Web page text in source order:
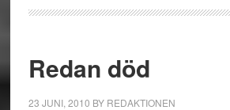
Redan död
23 JUNI, 2010 BY REDAKTIONEN